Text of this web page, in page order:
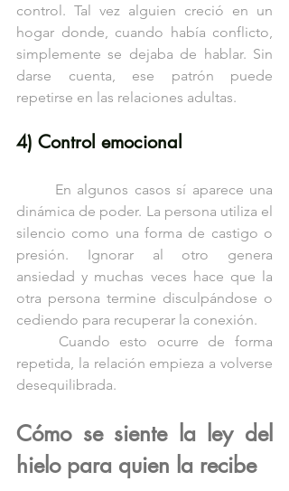
control. Tal vez alguien creció en un
hogar donde, cuando había conflicto,
simplemente se dejaba de hablar. Sin
darse cuenta, ese patrón puede
repetirse en las relaciones adultas.
4) Control emocional
dinámica de poder. La persona utiliza el
silencio como una forma de castigo o
presión. Ignorar al otro genera
ansiedad y muchas veces hace que la
otra persona termine disculpándose o
cediendo para recuperar la conexión.
repetida, la relación empieza a volverse
desequilibrada.
Cómo se siente la ley del
hielo para quien la recibe